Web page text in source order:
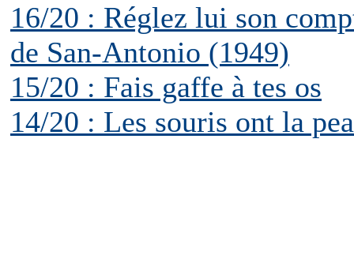
16/20 : Réglez lui son
de San-Antonio (1949)
15/20 : Fais gaffe à tes os
14/20 : Les souris ont la